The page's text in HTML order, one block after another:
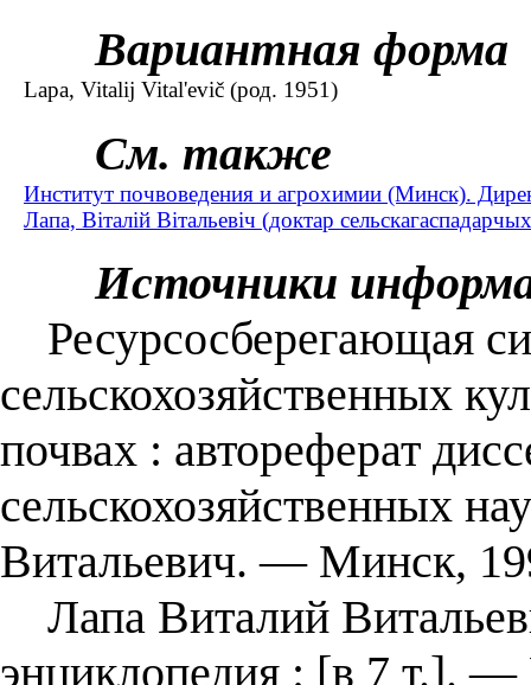
Вариантная форма
Lapa, Vitalij Vital'evič (род. 1951)
См. также
Институт почвоведения и агрохимии (Минск).
Лапа, Віталій Вітальевіч (доктар
Источники
Ресурсосберегающая
сельскохозяйственных
почвах : автореферат
сельскохозяйственных
Витальевич. — Минск,
Лапа Виталий
энциклопедия : [в 7 т.].